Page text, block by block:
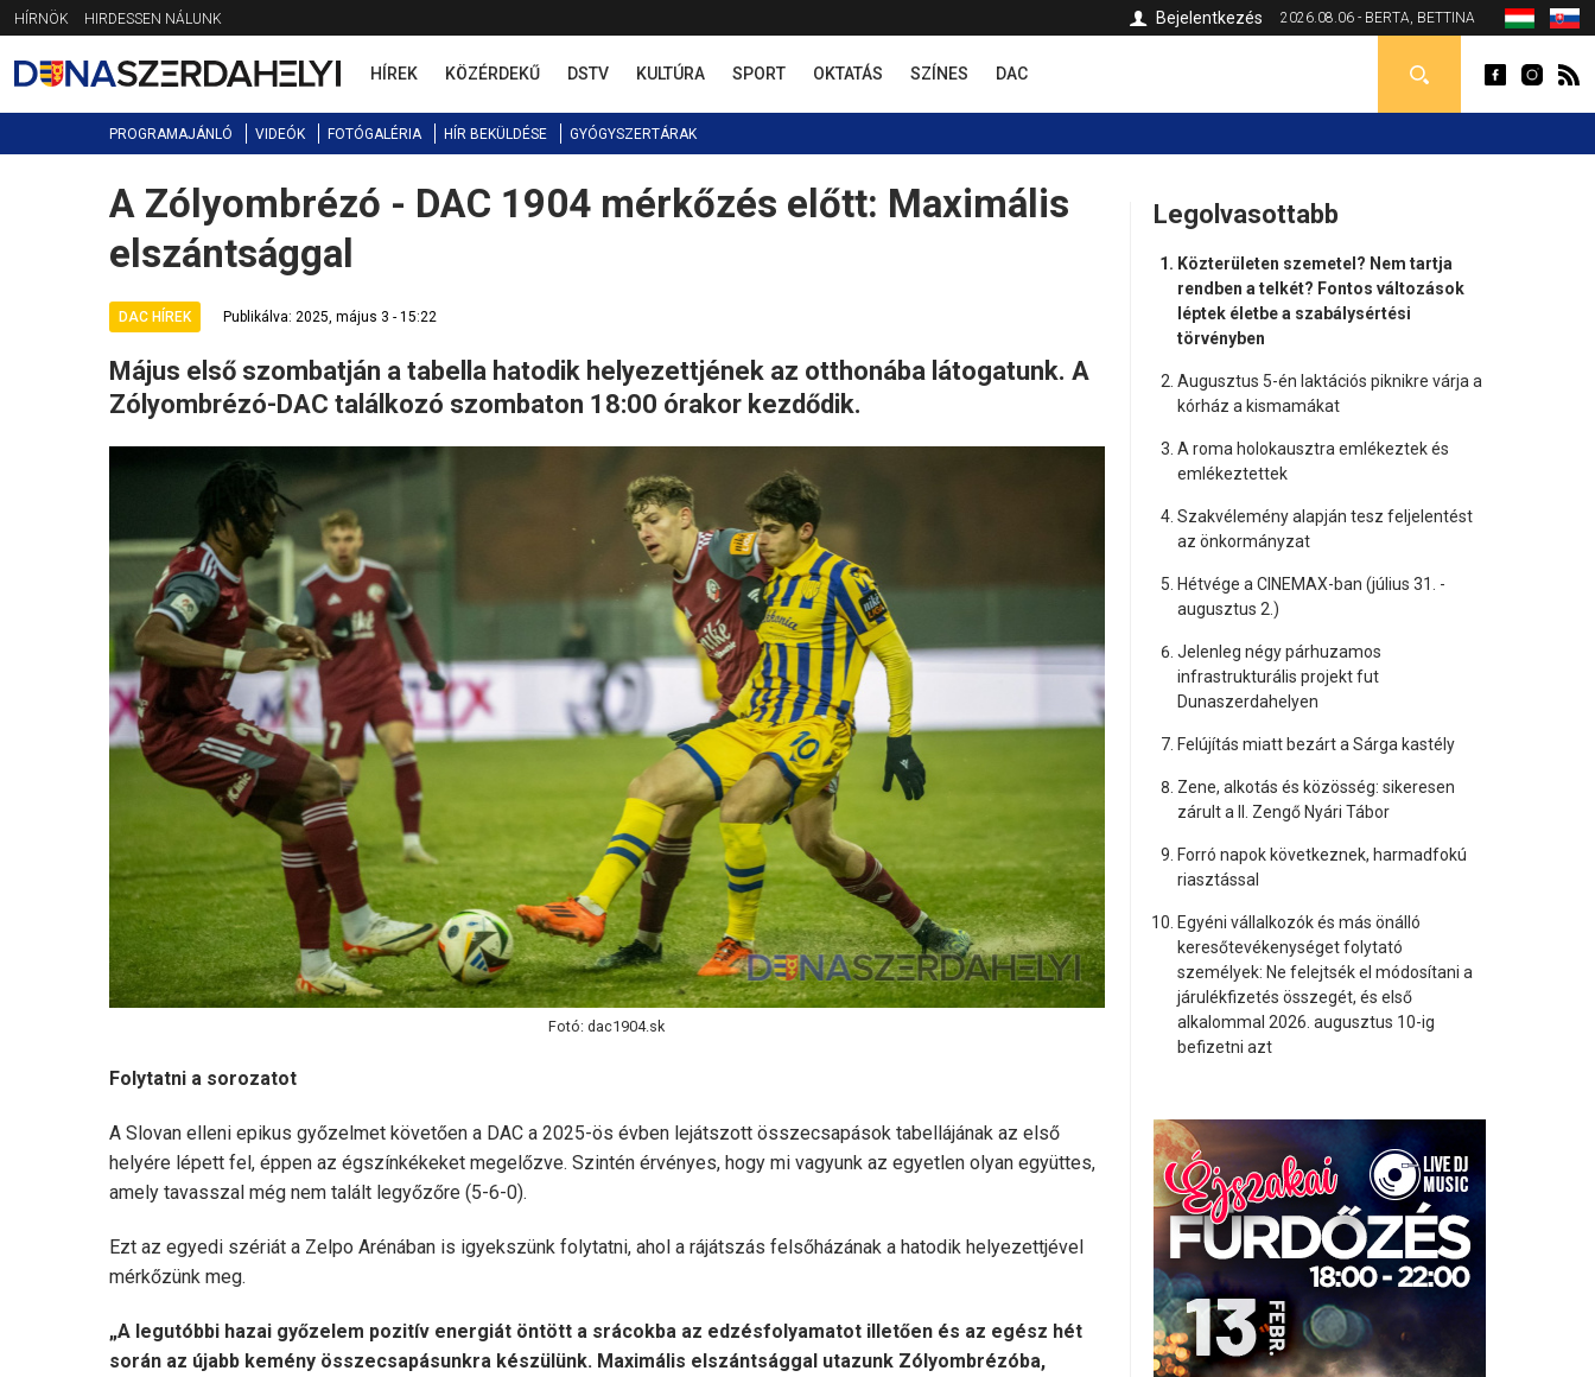
Jump
to
navigation
HÍRNÖK HIRDESSEN NÁLUNK 2026.08.06 - BERTA, BETTINA
Bejelentkezés
HÍREK KÖZÉRDEKŰ DSTV KULTÚRA SPORT OKTATÁS SZÍNES DAC
PROGRAMAJÁNLÓ VIDEÓK FOTÓGALÉRIA HÍR BEKÜLDÉSE GYÓGYSZERTÁRAK
Back
to
top
A Zólyombrézó - DAC 1904 mérkőzés előtt: Maximális
elszántsággal
DAC HÍREK Publikálva: 2025, május 3 - 15:22
Május első szombatján a tabella hatodik helyezettjének az otthonába látogatunk. A
Zólyombrézó-DAC találkozó szombaton 18:00 órakor kezdődik.
Fotó: dac1904.sk
Folytatni a sorozatot
A Slovan elleni epikus győzelmet követően a DAC a 2025-ös évben lejátszott összecsapások tabellájának az első
helyére lépett fel, éppen az égszínkékeket megelőzve. Szintén érvényes, hogy mi vagyunk az egyetlen olyan együttes,
amely tavasszal még nem talált legyőzőre (5-6-0).
Ezt az egyedi szériát a Zelpo Arénában is igyekszünk folytatni, ahol a rájátszás felsőházának a hatodik helyezettjével
mérkőzünk meg.
„A legutóbbi hazai győzelem pozitív energiát öntött a srácokba az edzésfolyamatot illetően és az egész hét
során az újabb kemény összecsapásunkra készülünk. Maximális elszántsággal utazunk Zólyombrézóba,
Legolvasottabb
Közterületen szemetel? Nem tartja
rendben a telkét? Fontos változások
léptek életbe a szabálysértési
törvényben
Augusztus 5-én laktációs piknikre várja a
kórház a kismamákat
A roma holokausztra emlékeztek és
emlékeztettek
Szakvélemény alapján tesz feljelentést
az önkormányzat
Hétvége a CINEMAX-ban (július 31. -
augusztus 2.)
Jelenleg négy párhuzamos
infrastrukturális projekt fut
Dunaszerdahelyen
Felújítás miatt bezárt a Sárga kastély
Zene, alkotás és közösség: sikeresen
zárult a II. Zengő Nyári Tábor
Forró napok következnek, harmadfokú
riasztással
Egyéni vállalkozók és más önálló
keresőtevékenységet folytató
személyek: Ne felejtsék el módosítani a
járulékfizetés összegét, és első
alkalommal 2026. augusztus 10-ig
befizetni azt